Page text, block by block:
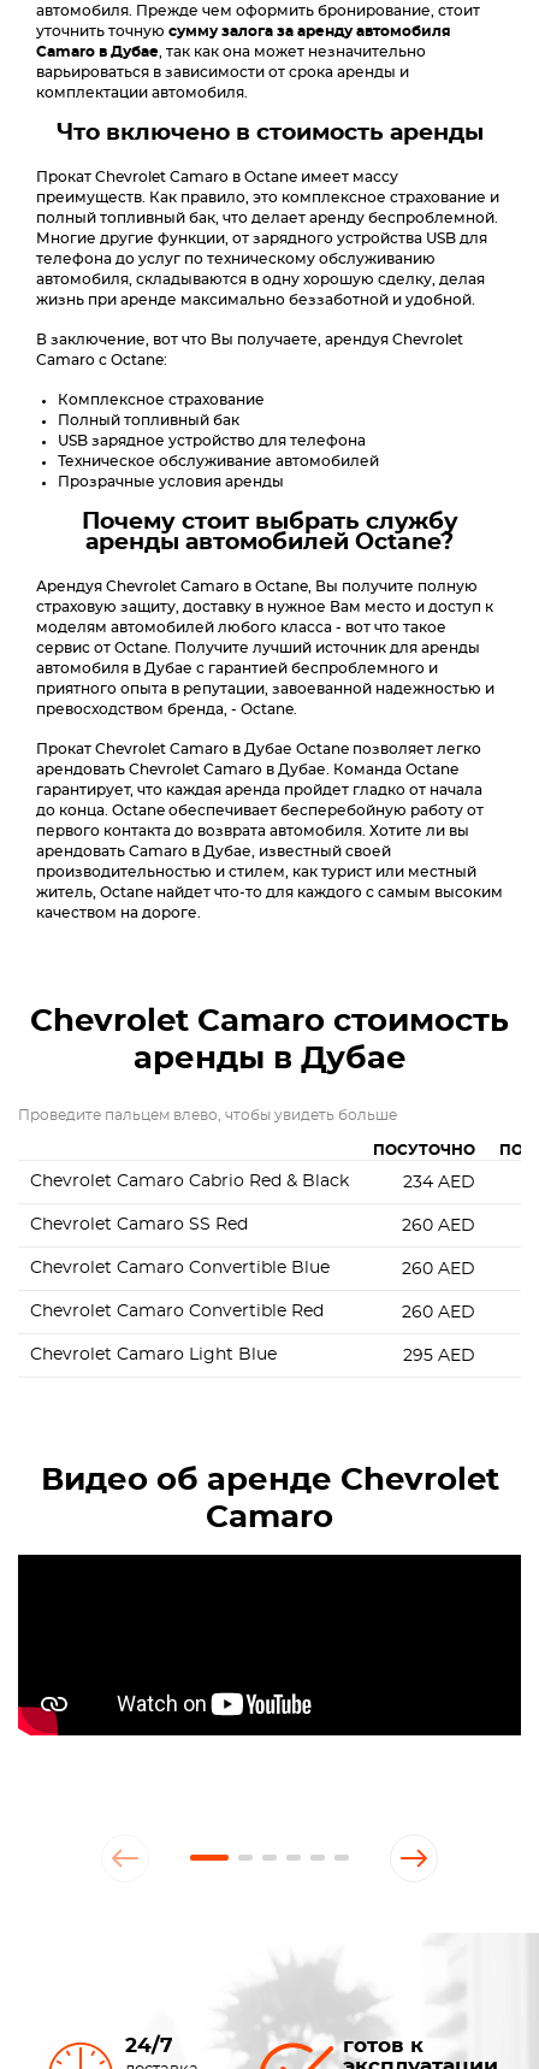
автомобиля. Прежде чем оформить бронирование, стоит
уточнить точную сумму залога за аренду автомобиля
Camaro в Дубае , так как она может незначительно
варьироваться в зависимости от срока аренды и
комплектации автомобиля.
Что включено в стоимость аренды
Прокат Chevrolet Camaro в Octane имеет массу
преимуществ. Как правило, это комплексное страхование и
полный топливный бак, что делает аренду беспроблемной.
Многие другие функции, от зарядного устройства USB для
телефона до услуг по техническому обслуживанию
автомобиля, складываются в одну хорошую сделку, делая
жизнь при аренде максимально беззаботной и удобной.
В заключение, вот что Вы получаете, арендуя Chevrolet
Camaro с Octane:
Комплексное страхование
Полный топливный бак
USB зарядное устройство для телефона
Техническое обслуживание автомобилей
Прозрачные условия аренды
Почему стоит выбрать службу
аренды автомобилей Octane?
Арендуя Chevrolet Camaro в Octane, Вы получите полную
страховую защиту, доставку в нужное Вам место и доступ к
моделям автомобилей любого класса - вот что такое
сервис от Octane. Получите лучший источник для аренды
автомобиля в Дубае с гарантией беспроблемного и
приятного опыта в репутации, завоеванной надежностью и
превосходством бренда, - Octane.
Прокат Chevrolet Camaro в Дубае Octane позволяет легко
арендовать Chevrolet Camaro в Дубае. Команда Octane
гарантирует, что каждая аренда пройдет гладко от начала
до конца. Octane обеспечивает бесперебойную работу от
первого контакта до возврата автомобиля. Хотите ли вы
арендовать Camaro в Дубае, известный своей
производительностью и стилем, как турист или местный
житель, Octane найдет что-то для каждого с самым высоким
качеством на дороге.
Chevrolet Camaro стоимость
аренды в Дубае
Проведите пальцем влево, чтобы увидеть больше
ПОСУТОЧНО
Chevrolet Camaro Cabrio Red & Black 234 AED
Chevrolet Camaro SS Red 260 AED
Chevrolet Camaro Convertible Blue 260 AED
Chevrolet Camaro Convertible Red 260 AED
Chevrolet Camaro Light Blue 295 AED
Видео об аренде Chevrolet
Camaro
24/7
готов к